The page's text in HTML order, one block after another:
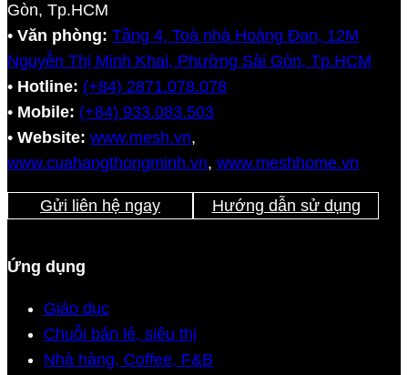
Gòn, Tp.HCM
• Văn phòng: Tầng 4, Toà nhà Hoàng Đan, 12M
Nguyễn Thị Minh Khai, Phường Sài Gòn, Tp.HCM
• Hotline: (+84) 2871.078.078
• Mobile: (+84) 933.083.503
• Website: www.mesh.vn,
www.cuahangthongminh.vn, www.meshhome.vn
Gửi liên hệ ngay Hướng dẫn sử dụng
Ứng dụng
Giáo dục
Chuỗi bán lẻ, siêu thị
Nhà hàng, Coffee, F&B